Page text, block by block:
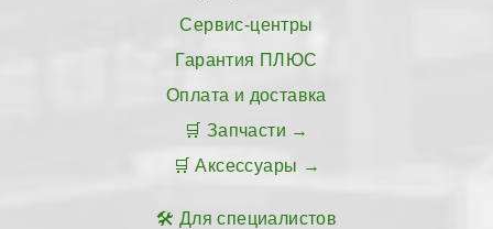
Сервис-центры
Гарантия ПЛЮС
Оплата и доставка
Запчасти
Аксессуары
Для специалистов